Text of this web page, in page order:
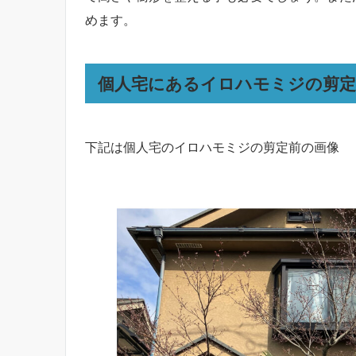
めます。
個人宅にあるイロハモミジの剪
下記は個人宅のイロハモミジの剪定前の画像